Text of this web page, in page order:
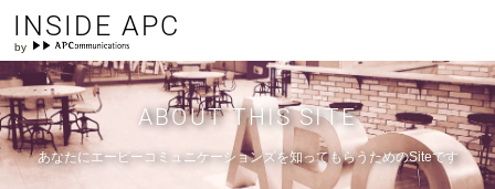
INSIDE APC
ABOUT THIS SITE
あなたにエーピーコミュニケーションズを知ってもらうためのSiteです